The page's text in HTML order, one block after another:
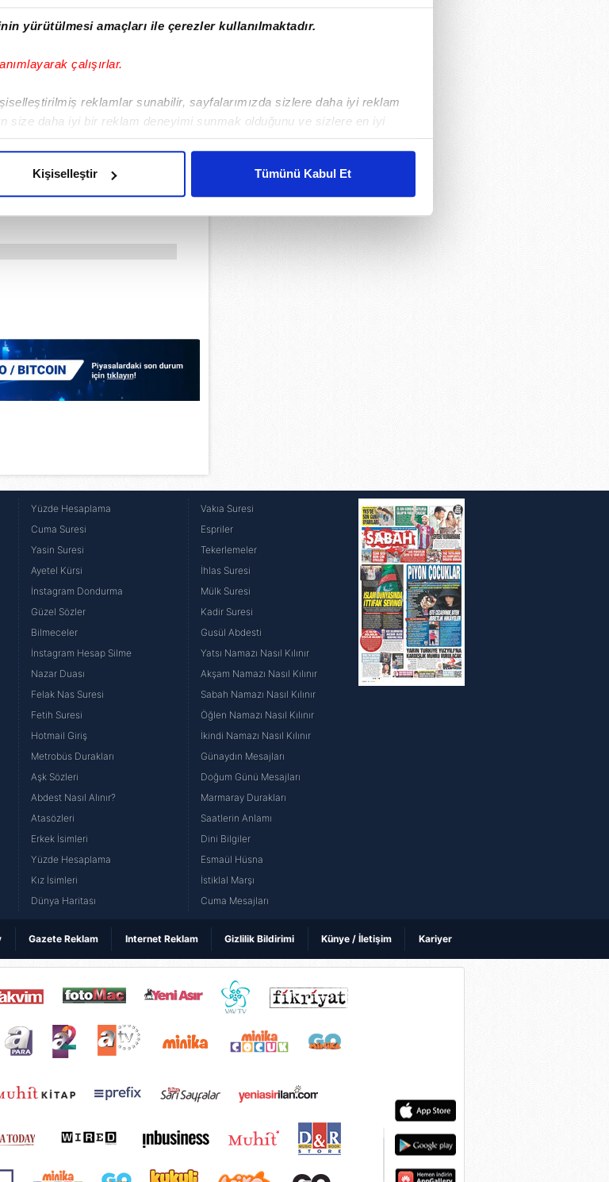
yürütülmesi amaçları ile çerezler kullanılmaktadır.
çalışırlar.
reklamlar sunabilir, sayfalarımızda sizlere daha iyi reklam
size daha iyi bir reklam deneyimi sunmak olduğunu ve sizlere en iyi
gösterdiğimizi ve bu noktada, reklamların maliyetlerimizi karşılamak
takdirde, kullanıcılara hedefli reklamlar gösterilmeyecektir."
vasıtasıyla belirleyebilirsiniz. Çerezlere ilişkin detaylı bilgi için Ayarlar
ziyaret edebilirsiniz.
hazırlanmış Aydınlatma Metnimizi okumak ve sitemizde ilgili
Kişiselleştir Tümünü Kabul Et
Yüzde Hesaplama
Cuma Suresi
Yasin Suresi
Ayetel Kürsi
İnstagram Dondurma
Güzel Sözler
Bilmeceler
İnstagram Hesap Silme
Nazar Duası
Felak Nas Suresi
Fetih Suresi
Hotmail Giriş
Metrobüs Durakları
Aşk Sözleri
Abdest Nasıl Alınır?
Atasözleri
Erkek İsimleri
Yüzde Hesaplama
Kız İsimleri
Dünya Haritası
Vakıa Suresi
Espriler
Tekerlemeler
İhlas Suresi
Mülk Suresi
Kadir Suresi
Gusül Abdesti
Yatsı Namazı Nasıl Kılınır
Akşam Namazı Nasıl Kılınır
Sabah Namazı Nasıl Kılınır
Öğlen Namazı Nasıl Kılınır
İkindi Namazı Nasıl Kılınır
Günaydın Mesajları
Doğum Günü Mesajları
Marmaray Durakları
Saatlerin Anlamı
Dini Bilgiler
Esmaül Hüsna
İstiklal Marşı
Cuma Mesajları
Gazete Reklam Internet Reklam Gizlilik Bildirimi Künye / İletişim Kariyer